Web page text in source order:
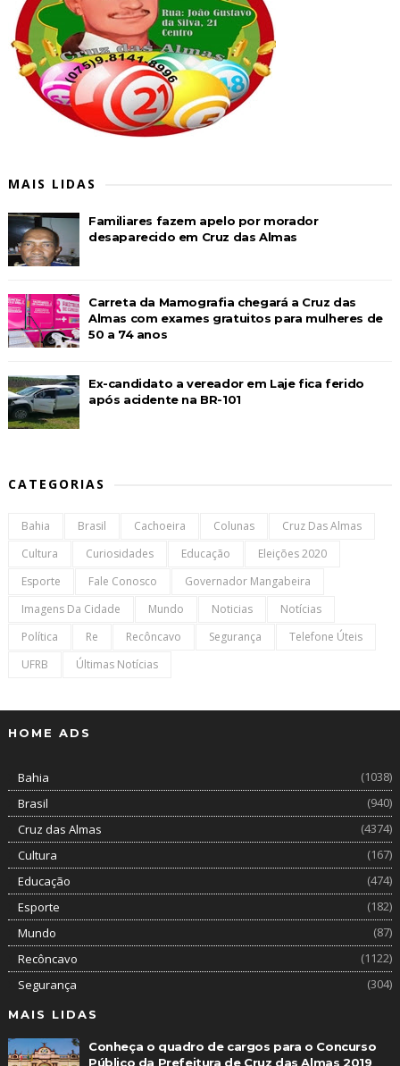
MAIS LIDAS
Familiares fazem apelo por morador
desaparecido em Cruz das Almas
Carreta da Mamografia chegará a Cruz das
Almas com exames gratuitos para mulheres de
50 a 74 anos
Ex-candidato a vereador em Laje fica ferido
após acidente na BR-101
CATEGORIAS
Bahia Brasil Cachoeira Colunas
Cruz Das Almas
Cultura
Curiosidades Educação
Eleições 2020
Esporte
Fale Conosco
Governador Mangabeira
Imagens Da Cidade
Mundo Noticias
Notícias
Política
Re Recôncavo Segurança
Telefone Úteis
UFRB
Últimas Notícias
HOME ADS
Bahia
(1038)
Brasil
(940)
Cruz das Almas
(4374)
Cultura
(167)
Educação
(474)
Esporte
(182)
Mundo
(87)
Recôncavo
(1122)
Segurança
(304)
MAIS LIDAS
Conheça o quadro de cargos para o Concurso
Público da Prefeitura de Cruz das Almas 2019